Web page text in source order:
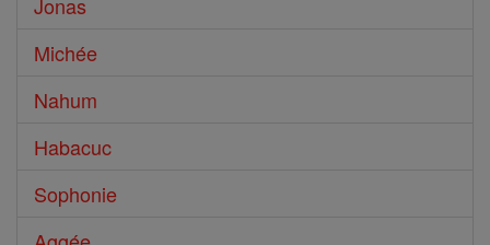
Jonas
Michée
Nahum
Habacuc
Sophonie